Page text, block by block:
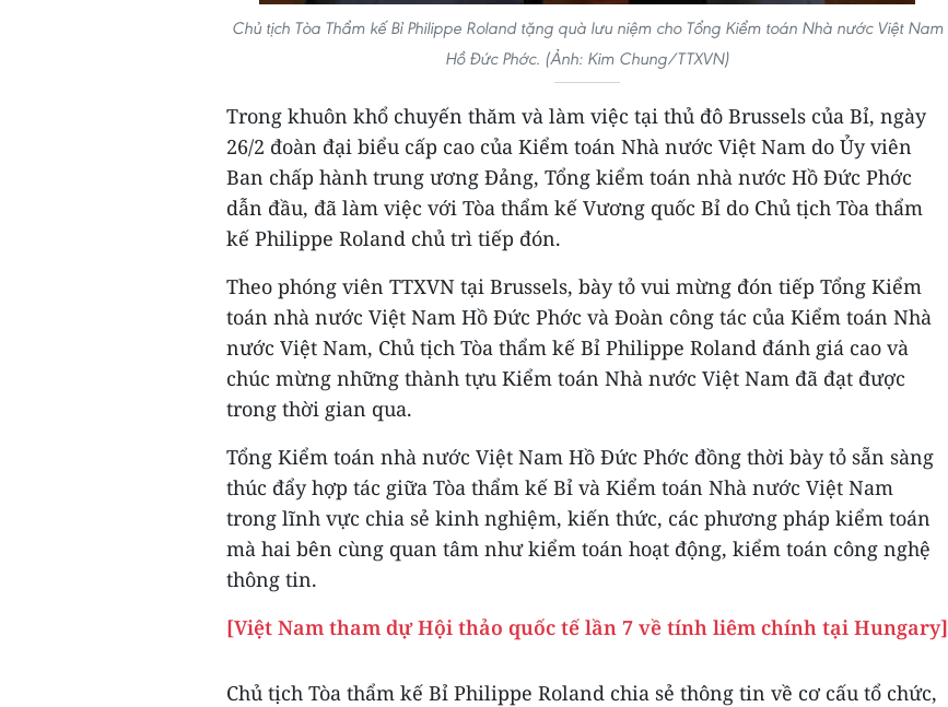
Chủ tịch Tòa Thẩm kế Bỉ Philippe Roland tặng quà lưu niệm cho Tổng Kiểm toán Nhà nước Việt Nam
Hồ Đức Phớc. (Ảnh: Kim Chung/TTXVN)
Trong khuôn khổ chuyến thăm và làm việc tại thủ đô Brussels của Bỉ, ngày
26/2 đoàn đại biểu cấp cao của Kiểm toán Nhà nước Việt Nam do Ủy viên
Ban chấp hành trung ương Đảng, Tổng kiểm toán nhà nước Hồ Đức Phớc
dẫn đầu, đã làm việc với Tòa thẩm kế Vương quốc Bỉ do Chủ tịch Tòa thẩm
kế Philippe Roland chủ trì tiếp đón.
Theo phóng viên TTXVN tại Brussels, bày tỏ vui mừng đón tiếp Tổng Kiểm
toán nhà nước Việt Nam Hồ Đức Phớc và Đoàn công tác của Kiểm toán Nhà
nước Việt Nam, Chủ tịch Tòa thẩm kế Bỉ Philippe Roland đánh giá cao và
chúc mừng những thành tựu Kiểm toán Nhà nước Việt Nam đã đạt được
trong thời gian qua.
Tổng Kiểm toán nhà nước Việt Nam Hồ Đức Phớc đồng thời bày tỏ sẵn sàng
thúc đẩy hợp tác giữa Tòa thẩm kế Bỉ và Kiểm toán Nhà nước Việt Nam
trong lĩnh vực chia sẻ kinh nghiệm, kiến thức, các phương pháp kiểm toán
mà hai bên cùng quan tâm như kiểm toán hoạt động, kiểm toán công nghệ
thông tin.
[Việt Nam tham dự Hội thảo quốc tế lần 7 về tính liêm chính tại Hungary]
Chủ tịch Tòa thẩm kế Bỉ Philippe Roland chia sẻ thông tin về cơ cấu tổ chức,